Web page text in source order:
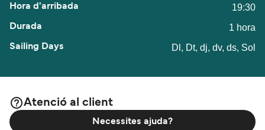
19:30
1 hora
Dl, Dt, dj, dv, ds, Sol
Atenció al client
Necessites ajuda?